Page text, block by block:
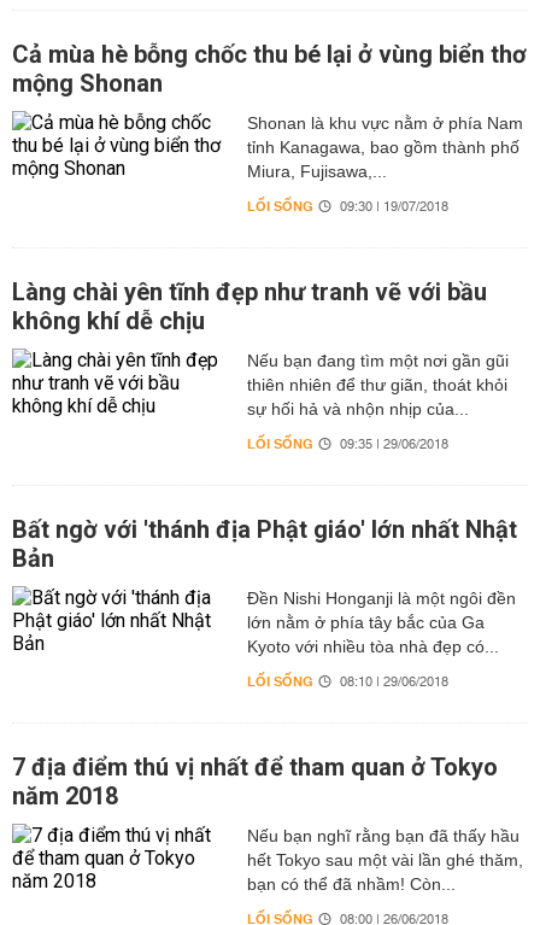
Cả mùa hè bỗng chốc thu bé lại ở vùng biển thơ
mộng Shonan
Shonan là khu vực nằm ở phía Nam
tỉnh Kanagawa, bao gồm thành phố
Miura, Fujisawa,...
LỐI SỐNG 09:30 | 19/07/2018
Làng chài yên tĩnh đẹp như tranh vẽ với bầu
không khí dễ chịu
Nếu bạn đang tìm một nơi gần gũi
thiên nhiên để thư giãn, thoát khỏi
sự hối hả và nhộn nhịp của...
LỐI SỐNG 09:35 | 29/06/2018
Bất ngờ với 'thánh địa Phật giáo' lớn nhất Nhật
Bản
Đền Nishi Honganji là một ngôi đền
lớn nằm ở phía tây bắc của Ga
Kyoto với nhiều tòa nhà đẹp có...
LỐI SỐNG 08:10 | 29/06/2018
7 địa điểm thú vị nhất để tham quan ở Tokyo
năm 2018
Nếu bạn nghĩ rằng bạn đã thấy hầu
hết Tokyo sau một vài lần ghé thăm,
bạn có thể đã nhầm! Còn...
LỐI SỐNG 08:00 | 26/06/2018